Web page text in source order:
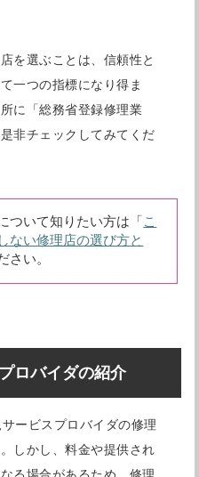
を選ぶことは、信頼性と
一つの指標になり得ま
に「総務省登録修理業
非チェックしてみてくだ
ついて知りたい方は「こ
ない修理店の選び方と
さい。
ロバイダの紹介
ービスプロバイダの修理
しかし、料金や提供され
る場合があるため、修理